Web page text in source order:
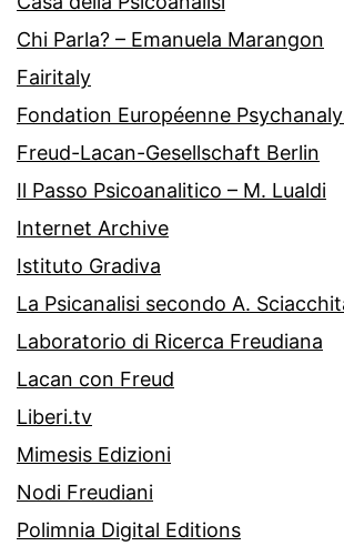
Chi Parla? – Emanuela Marangon
Fairitaly
Fondation Européenne
Freud-Lacan-Gesellschaft Berlin
Il Passo Psicoanalitico – M. Lualdi
Internet Archive
Istituto Gradiva
La Psicanalisi secondo A.
Laboratorio di Ricerca Freudiana
Lacan con Freud
Liberi.tv
Mimesis Edizioni
Nodi Freudiani
Polimnia Digital Editions